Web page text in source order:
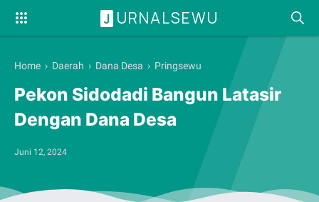
J URNALSEWU
Home › Daerah › Dana Desa › Pringsewu
Pekon Sidodadi Bangun Latasir
Dengan Dana Desa
Juni 12, 2024